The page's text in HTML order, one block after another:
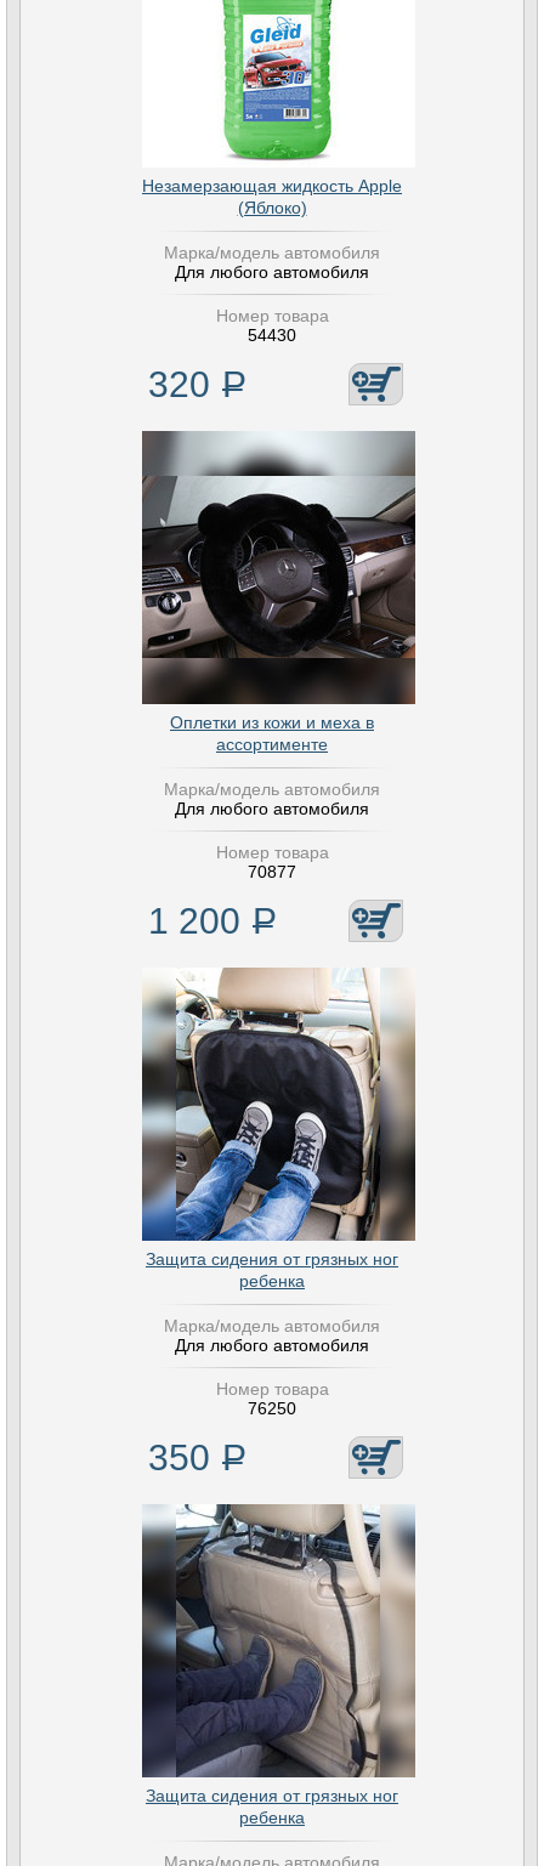
Незамерзающая жидкость Apple
(Яблоко)
Марка/модель автомобиля
Для любого автомобиля
Номер товара
54430
320 Р
Оплетки из кожи и меха в
ассортименте
Марка/модель автомобиля
Для любого автомобиля
Номер товара
70877
1 200 Р
Защита сидения от грязных ног
ребенка
Марка/модель автомобиля
Для любого автомобиля
Номер товара
76250
350 Р
Защита сидения от грязных ног
ребенка